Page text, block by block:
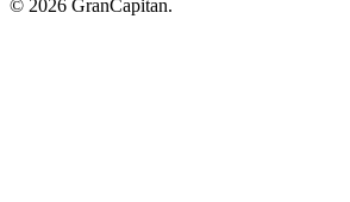
© 2026 GranCapitan.